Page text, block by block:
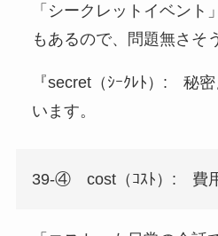
「シークレットイベント
もあるので、問題無さそ
『secret（ｼｰｸﾚﾄ）: 秘
います。
39-④ cost（ｺｽﾄ）: 費